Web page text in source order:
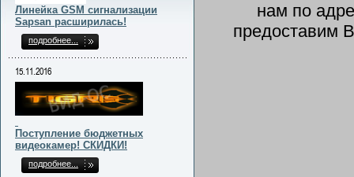
нам по
предоставим
Линейка GSM сигнализации
Sapsan расширилась!
подробнее...
15.11.2016
Поступление бюджетных
видеокамер! СКИДКИ!
подробнее...